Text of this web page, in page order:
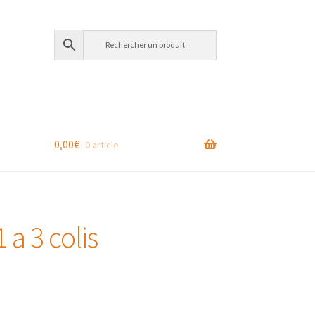
0,00€ 0 article
a 3 colis